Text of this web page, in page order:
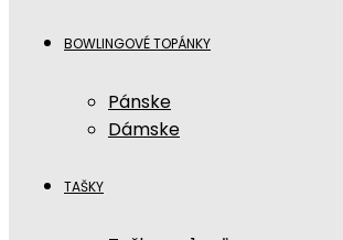
BOWLINGOVÉ TOPÁNKY
Pánske
Dámske
TAŠKY